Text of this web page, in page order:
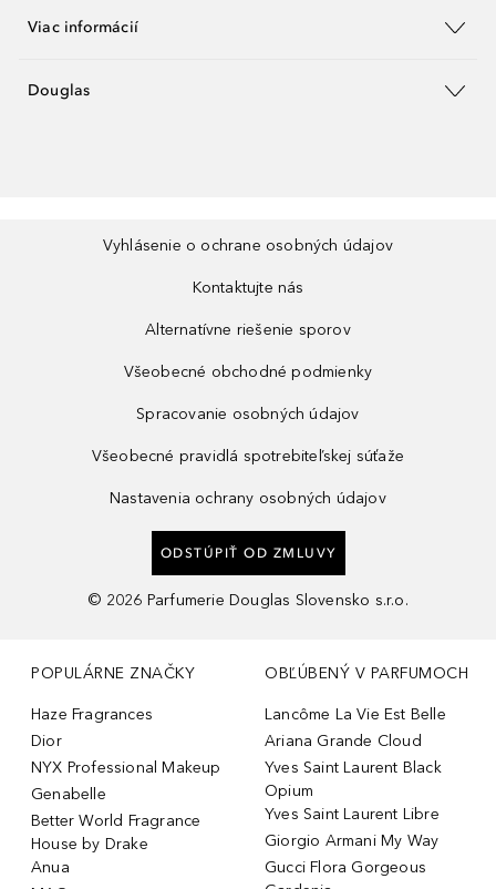
Viac informácií
Douglas
Vyhlásenie o ochrane osobných údajov
Kontaktujte nás
Alternatívne riešenie sporov
Všeobecné obchodné podmienky
Spracovanie osobných údajov
Všeobecné pravidlá spotrebiteľskej súťaže
Nastavenia ochrany osobných údajov
ODSTÚPIŤ OD ZMLUVY
© 2026 Parfumerie Douglas Slovensko s.r.o.
POPULÁRNE ZNAČKY
Haze Fragrances
Dior
NYX Professional Makeup
Genabelle
Better World Fragrance
House by Drake
Anua
OBĽÚBENÝ V PARFUMOCH
Lancôme La Vie Est Belle
Ariana Grande Cloud
Yves Saint Laurent Black
Opium
Yves Saint Laurent Libre
Giorgio Armani My Way
Gucci Flora Gorgeous